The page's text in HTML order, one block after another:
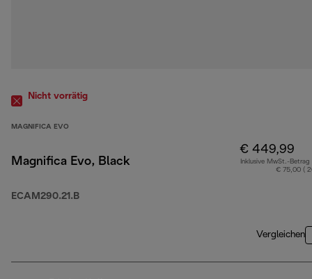
Nicht vorrätig
MAGNIFICA EVO
Magnifica Evo, Black
ECAM290.21.B
€ 449,99
Inklusive MwSt.-Betrag
€ 75,00 (
Vergleichen